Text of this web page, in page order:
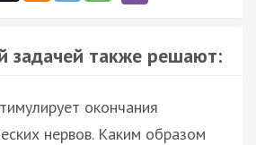
задачей также решают:
окончания
нервов. Каким образом